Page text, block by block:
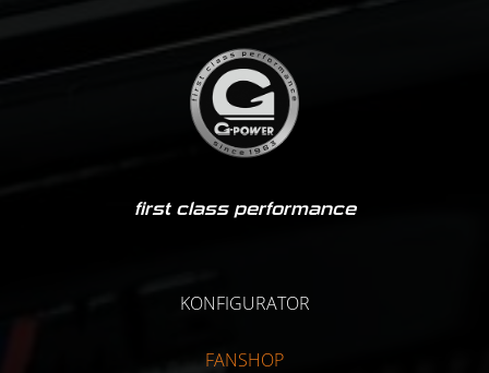
first class performance
KONFIGURATOR
FANSHOP